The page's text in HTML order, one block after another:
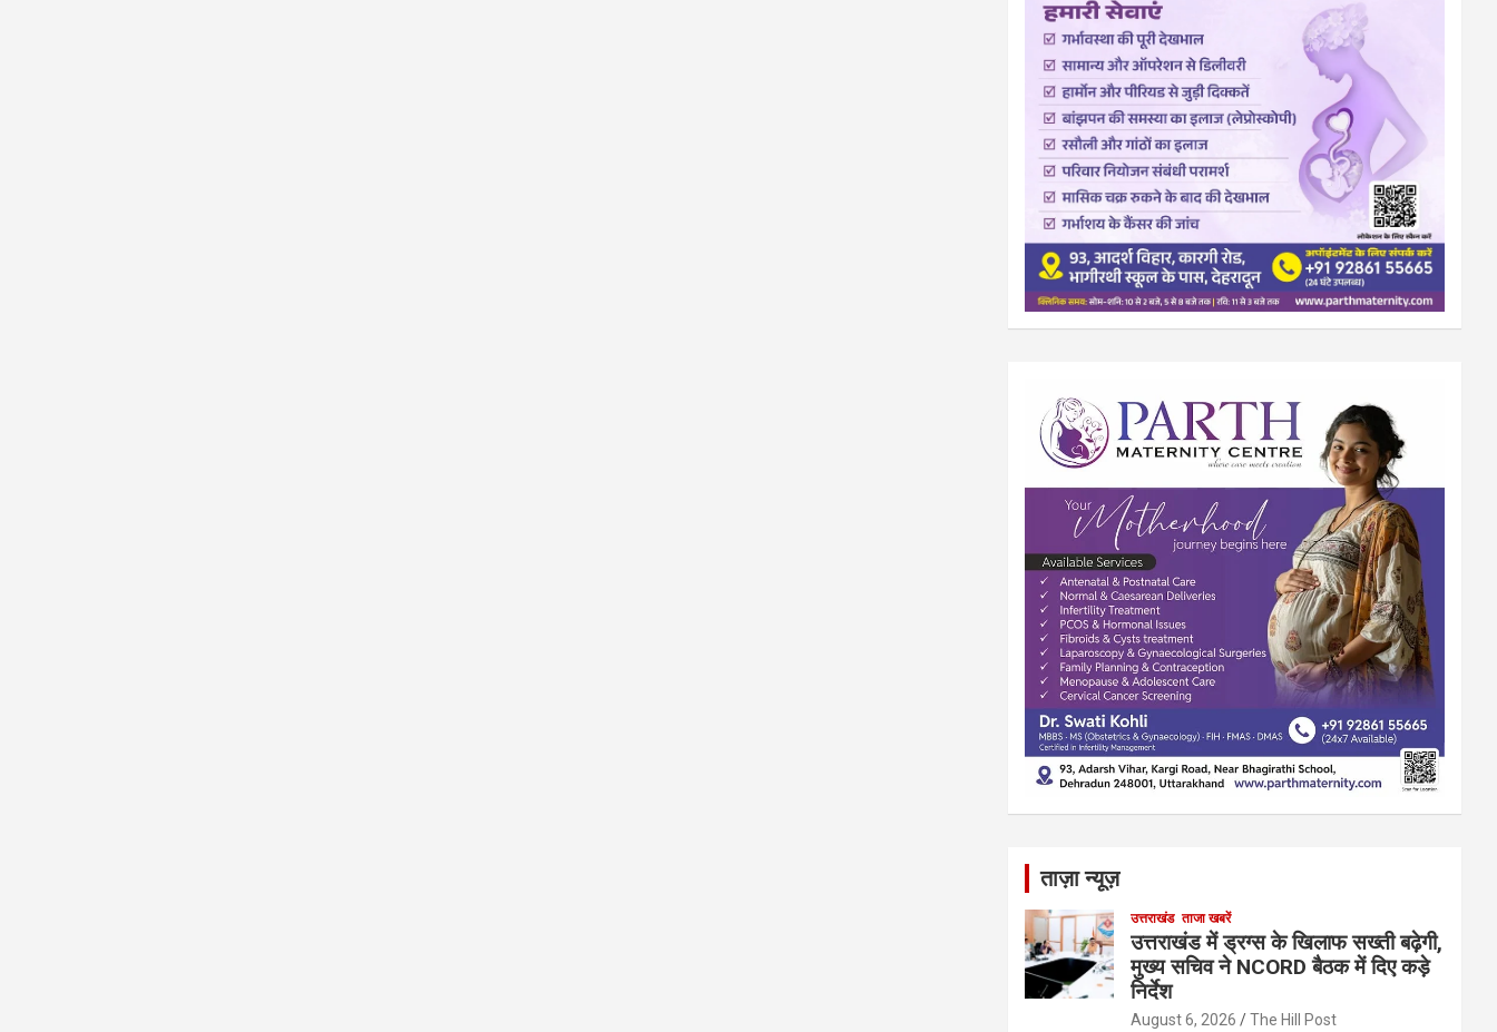
ताज़ा न्यूज़
उत्तराखंड ताजा खबरें
उत्तराखंड में ड्रग्स के खिलाफ सख्ती बढ़ेगी,
मुख्य सचिव ने NCORD बैठक में दिए कड़े
निर्देश
August 6, 2026 The Hill Post